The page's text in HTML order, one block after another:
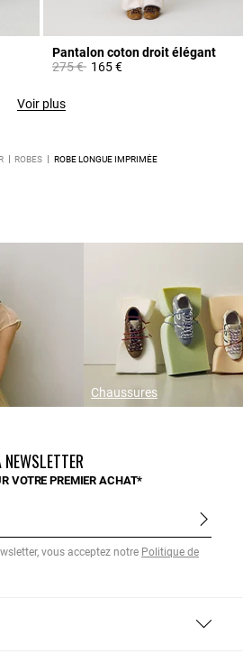
Pantalon coton droit élégant
Prix réduit à partir de
275 €à165 €
Voir plus
ROBES ROBE LONGUE IMPRIMÉE
Chaussures
VOTRE PREMIER ACHAT*
vous acceptez notre Politique de